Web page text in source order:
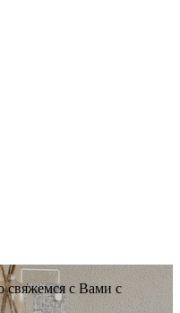
свяжемся с Вами с